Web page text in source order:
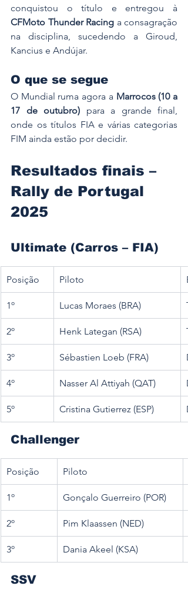
CFMoto Thunder Racing a consagração
na disciplina, sucedendo a Giroud,
Kancius e Andújar.
O que se segue
O Mundial ruma agora a Marrocos (10 a
17 de outubro) para a grande final,
onde os títulos FIA e várias categorias
FIM ainda estão por decidir.
Resultados finais –
Rally de Portugal
2025
Ultimate (Carros – FIA)
Posição Piloto
1º Lucas Moraes (BRA)
2º Henk Lategan (RSA)
3º Sébastien Loeb (FRA)
4º Nasser Al Attiyah (QAT)
5º Cristina Gutierrez (ESP)
Challenger
Posição Piloto
1º Gonçalo Guerreiro (POR)
2º Pim Klaassen (NED)
3º Dania Akeel (KSA)
SSV